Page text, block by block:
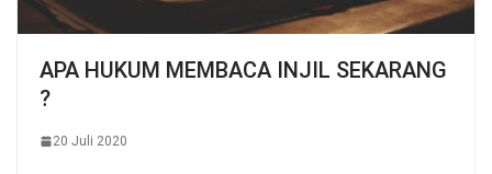
APA HUKUM MEMBACA INJIL SEKARANG
?
20 Juli 2020